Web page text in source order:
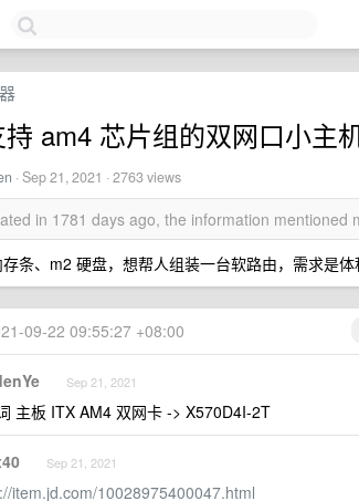
am4 芯片组的双网口小主机
·Sep 21, 2021 · 2763 views
in 1781 days ago, the information mentioned
条、m2 硬盘，想帮人组装一台软路由，需求是
09-22 09:55:27 +08:00
Sep 21, 2021
主板 ITX AM4 双网卡 -> X570D4I-2T
Sep 21, 2021
item.jd.com/10028975400047.html